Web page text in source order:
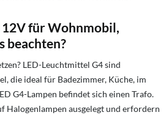
für Wohnmobil,
beachten?
LED-Leuchtmittel G4 sind
die ideal für Badezimmer, Küche, im
G4-Lampen befindet sich einen Trafo.
Halogenlampen ausgelegt und erfordern